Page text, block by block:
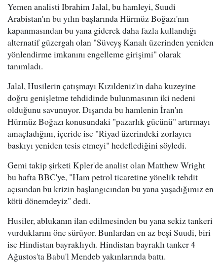
Yemen analisti Ibrahim Jalal, bu hamleyi, Suudi
Arabistan'ın bu yılın başlarında Hürmüz Boğazı'nın
kapanmasından bu yana giderek daha fazla kullandığı
alternatif güzergah olan "Süveyş Kanalı üzerinden yeniden
yönlendirme imkanını engelleme girişimi" olarak
tanımladı.
Jalal, Husilerin çatışmayı Kızıldeniz'in daha kuzeyine
doğru genişletme tehdidinde bulunmasının iki nedeni
olduğunu savunuyor. Dışarıda bu hamlenin İran'ın
Hürmüz Boğazı konusundaki "pazarlık gücünü" artırmayı
amaçladığını, içeride ise "Riyad üzerindeki zorlayıcı
baskıyı yeniden tesis etmeyi" hedeflediğini söyledi.
Gemi takip şirketi Kpler'de analist olan Matthew Wright
bu hafta BBC'ye, "Ham petrol ticaretine yönelik tehdit
açısından bu krizin başlangıcından bu yana yaşadığımız en
kötü dönemdeyiz" dedi.
Husiler, ablukanın ilan edilmesinden bu yana sekiz tankeri
vurduklarını öne sürüyor. Bunlardan en az beşi Suudi, biri
ise Hindistan bayraklıydı. Hindistan bayraklı tanker 4
Ağustos'ta Babu'l Mendeb yakınlarında battı.